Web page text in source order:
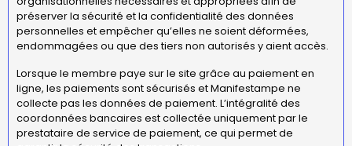
préserver la sécurité et la confidentialité des données
personnelles et empêcher qu’elles ne soient déformées,
endommagées ou que des tiers non autorisés y aient accès.
Lorsque le membre paye sur le site grâce au paiement en
ligne, les paiements sont sécurisés et Manifestampe ne
collecte pas les données de paiement. L’intégralité des
coordonnées bancaires est collectée uniquement par le
prestataire de service de paiement, ce qui permet de